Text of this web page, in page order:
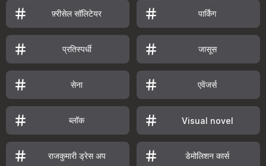
फ़्रीसेल सॉलिटेयर पार्किंग
प्रतिस्पर्धी जासूस
सेना एवेंजर्स
ब्लॉक Visual novel
राजकुमारी ड्रेस अप डेमोलिशन कार्स